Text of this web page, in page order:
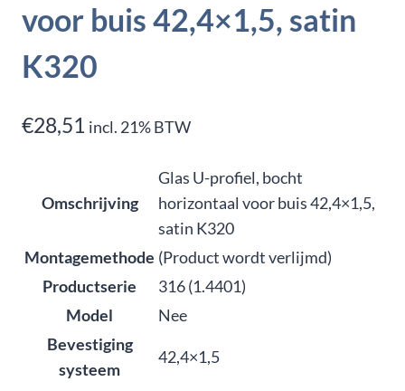
voor buis 42,4×1,5, satin
K320
€28,51 incl. 21% BTW
Omschrijving
Glas U-profiel, bocht
horizontaal voor buis 42,4×1,5,
satin K320
Montagemethode (Product wordt verlijmd)
Productserie
316 (1.4401)
Model
Nee
Bevestiging
systeem
42,4×1,5